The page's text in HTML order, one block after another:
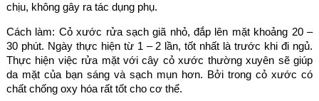
chịu, không gây ra tác dụng phụ.
Cách làm: Cỏ xước rửa sạch giã nhỏ, đắp lên mặt khoảng 20 –
30 phút. Ngày thực hiện từ 1 – 2 lần, tốt nhất là trước khi đi ngủ.
Thực hiện việc rửa mặt với cây cỏ xước thường xuyên sẽ giúp
da mặt của bạn sáng và sạch mụn hơn. Bởi trong cỏ xước có
chất chống oxy hóa rất tốt cho cơ thể.